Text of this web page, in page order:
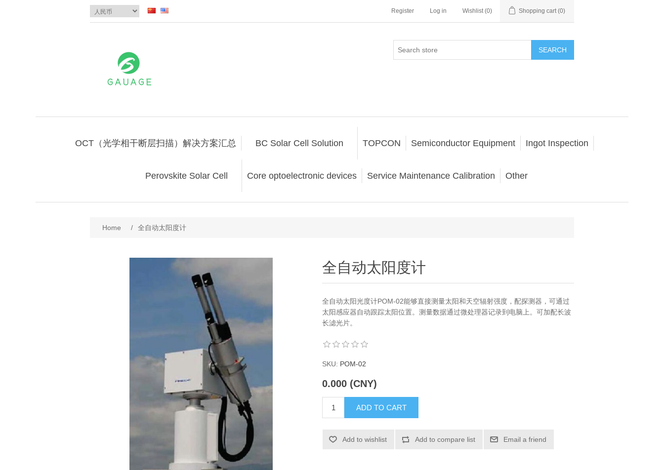
Register Log in Wishlist (0) Shopping cart (0)
SEARCH
OCT（光学相干断层扫描）解决方案汇总 BC Solar Cell Solution TOPCON Semiconductor Equipment Ingot Inspection
Perovskite Solar Cell Core optoelectronic devices Service Maintenance Calibration Other
Home / 全自动太阳度计
全自动太阳度计
全自动太阳光度计POM-02能够直接测量太阳和天空辐射强度，配探测器，可通过
太阳感应器自动跟踪太阳位置。测量数据通过微处理器记录到电脑上。可加配长波
长滤光片。
SKU: POM-02
0.000 (CNY)
ADD TO CART
Add to wishlist Add to compare list Email a friend